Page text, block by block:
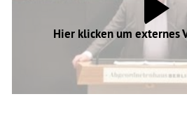
Hier klicken um externes